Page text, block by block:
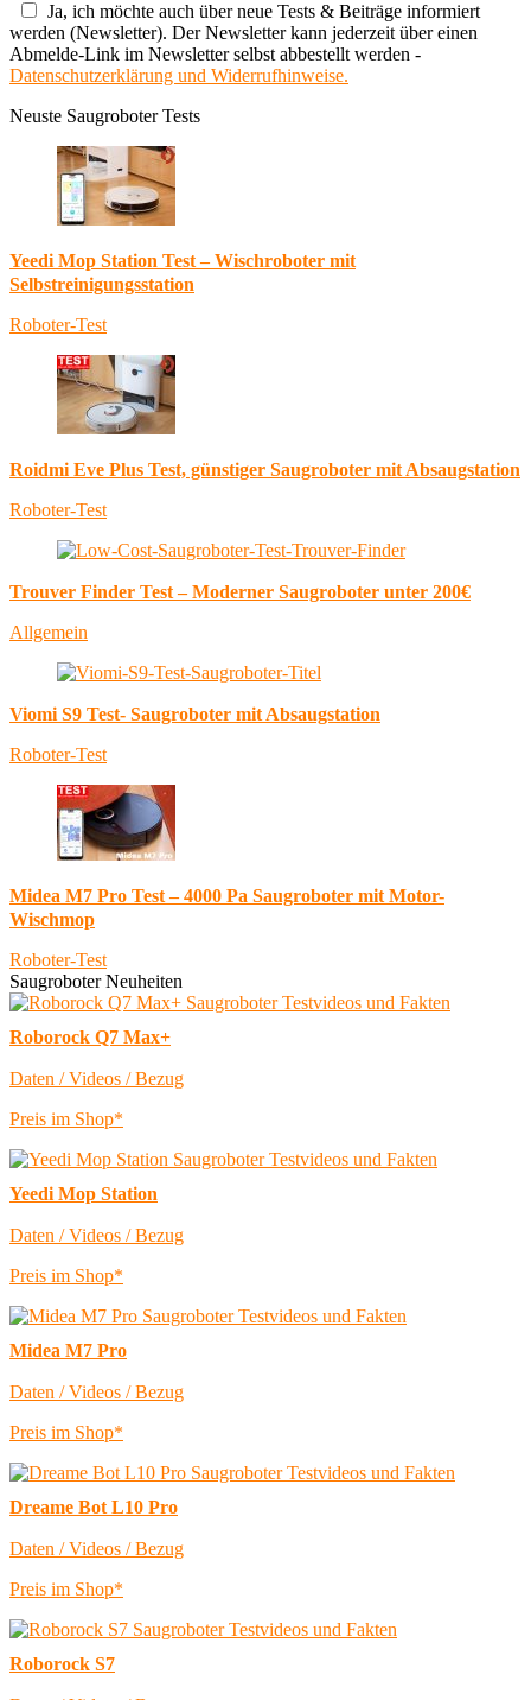
Ja, ich möchte auch über neue Tests & Beiträge informiert
werden (Newsletter). Der Newsletter kann jederzeit über einen
Abmelde-Link im Newsletter selbst abbestellt werden -
Datenschutzerklärung und Widerrufhinweise.
Neuste Saugroboter Tests
Yeedi Mop Station Test – Wischroboter mit
Selbstreinigungsstation
Roboter-Test
Roidmi Eve Plus Test, günstiger Saugroboter mit Absaugstation
Roboter-Test
Trouver Finder Test – Moderner Saugroboter unter 200€
Allgemein
Viomi S9 Test- Saugroboter mit Absaugstation
Roboter-Test
Midea M7 Pro Test – 4000 Pa Saugroboter mit Motor-
Wischmop
Roboter-Test
Saugroboter Neuheiten
Roborock Q7 Max+
Daten / Videos / Bezug
Preis im Shop*
Yeedi Mop Station
Daten / Videos / Bezug
Preis im Shop*
Midea M7 Pro
Daten / Videos / Bezug
Preis im Shop*
Dreame Bot L10 Pro
Daten / Videos / Bezug
Preis im Shop*
Roborock S7